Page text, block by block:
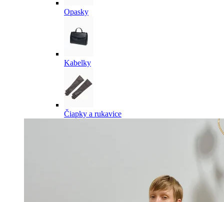
Opasky
Kabelky
Čiapky a rukavice